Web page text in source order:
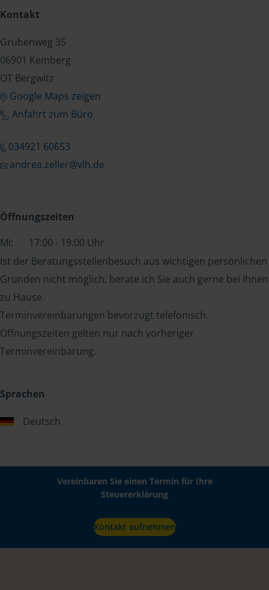
Kontakt
Grubenweg 35
06901 Kemberg
OT Bergwitz
Google Maps zeigen
Anfahrt zum Büro
034921 60653
andrea.zeller@vlh.de
Öffnungszeiten
Mi:
17:00 - 19:00 Uhr
Ist der Beratungsstellenbesuch aus wichtigen persönlichen
Gründen nicht möglich, berate ich Sie auch gerne bei Ihnen
zu Hause.
Terminvereinbarungen bevorzugt telefonisch.
Öffnungszeiten gelten nur nach vorheriger
Terminvereinbarung.
Sprachen
Deutsch
Vereinbaren Sie einen Termin für Ihre
Steuererklärung
Kontakt aufnehmen